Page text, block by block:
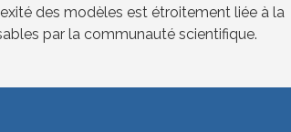
des modèles est étroitement liée à la
par la communauté scientifique.